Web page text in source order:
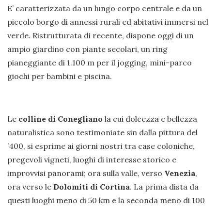
E’ caratterizzata da un lungo corpo centrale e da un
piccolo borgo di annessi rurali ed abitativi immersi nel
verde. Ristrutturata di recente, dispone oggi di un
ampio giardino con piante secolari, un ring
pianeggiante di 1.100 m per il jogging, mini-parco
giochi per bambini e piscina.
Le colline di Conegliano la cui dolcezza e bellezza
naturalistica sono testimoniate sin dalla pittura del
’400, si esprime ai giorni nostri tra case coloniche,
pregevoli vigneti, luoghi di interesse storico e
improvvisi panorami; ora sulla valle, verso Venezia,
ora verso le Dolomiti di Cortina. La prima dista da
questi luoghi meno di 50 km e la seconda meno di 100